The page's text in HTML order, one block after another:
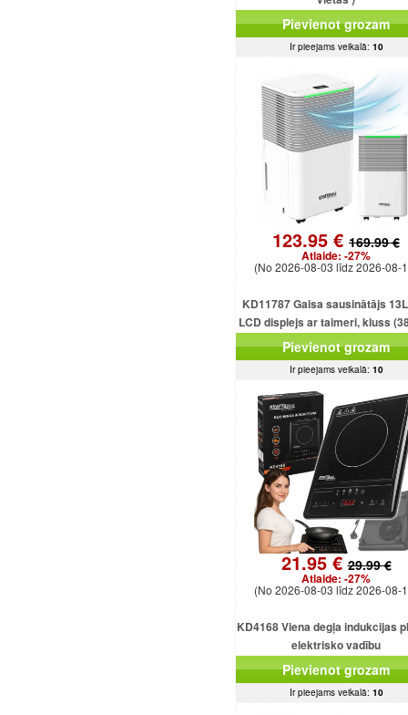
Pievienot grozam
Ir pieejams veikalā: 10
123.95 € 169.99 €
Atlaide: -27%
(No 2026-08-03 līdz 2026-08-
KD11787 Gaisa sausinātājs
LCD displejs ar taimeri, kluss
2,5 l tvertne
Pievienot grozam
Ir pieejams veikalā: 10
21.95 €29.99 €
Atlaide: -27%
(No 2026-08-03 līdz 2026-08-
KD4168 Viena degļa indukcijas
elektrisko vadību
Pievienot grozam
Ir pieejams veikalā: 10